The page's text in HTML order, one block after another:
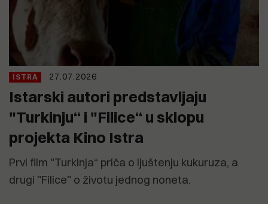
ISTRA 27.07.2026
Istarski autori predstavljaju
"Turkinju“ i "Filice“ u sklopu
projekta Kino Istra
Prvi film "Turkinja“ priča o ljuštenju kukuruza, a
drugi "Filice" o životu jednog noneta.